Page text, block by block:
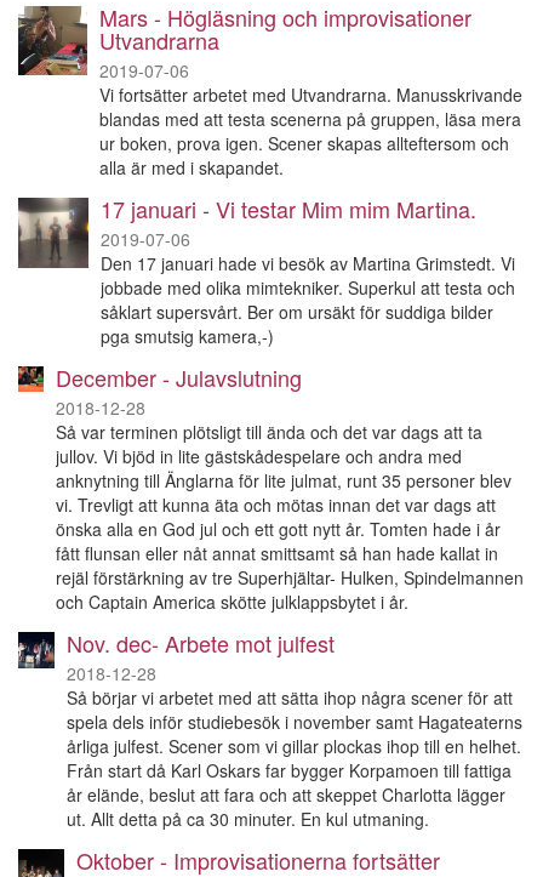
Mars - Högläsning och improvisationer
Utvandrarna
2019-07-06
Vi fortsätter arbetet med Utvandrarna. Manusskrivande
blandas med att testa scenerna på gruppen, läsa mera
ur boken, prova igen. Scener skapas allteftersom och
alla är med i skapandet.
17 januari - Vi testar Mim mim Martina.
2019-07-06
Den 17 januari hade vi besök av Martina Grimstedt. Vi
jobbade med olika mimtekniker. Superkul att testa och
såklart supersvårt. Ber om ursäkt för suddiga bilder
pga smutsig kamera,-)
December - Julavslutning
2018-12-28
Så var terminen plötsligt till ända och det var dags att ta
jullov. Vi bjöd in lite gästskådespelare och andra med
anknytning till Änglarna för lite julmat, runt 35 personer blev
vi. Trevligt att kunna äta och mötas innan det var dags att
önska alla en God jul och ett gott nytt år. Tomten hade i år
fått flunsan eller nåt annat smittsamt så han hade kallat in
rejäl förstärkning av tre Superhjältar- Hulken, Spindelmannen
och Captain America skötte julklappsbytet i år.
Nov. dec- Arbete mot julfest
2018-12-28
Så börjar vi arbetet med att sätta ihop några scener för att
spela dels inför studiebesök i november samt Hagateaterns
årliga julfest. Scener som vi gillar plockas ihop till en helhet.
Från start då Karl Oskars far bygger Korpamoen till fattiga
år elände, beslut att fara och att skeppet Charlotta lägger
ut. Allt detta på ca 30 minuter. En kul utmaning.
Oktober - Improvisationerna fortsätter